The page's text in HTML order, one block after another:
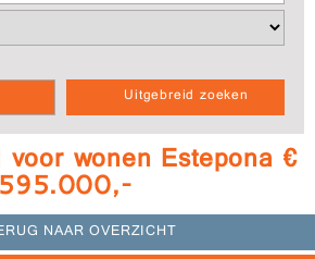
Uitgebreid zoeken
voor wonen Estepona €
595.000,-
NAAR OVERZICHT